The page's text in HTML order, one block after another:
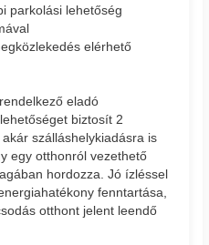
parkolási lehetőség
elérhető
eladó
biztosít 2
szálláshelykiadásra is
egy otthonról vezethető
hordozza. Jó ízléssel
fenntartása,
otthont jelent leendő